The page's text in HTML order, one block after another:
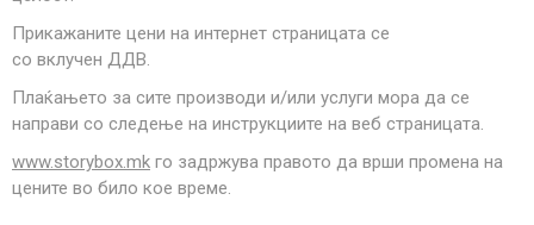
Прикажаните цени на интернет страницата се
со вклучен ДДВ.
Плаќањето за сите производи и/или услуги мора да се
направи со следење на инструкциите на веб страницата.
www.storybox.mk го задржува правото да врши промена на
цените во било кое време.